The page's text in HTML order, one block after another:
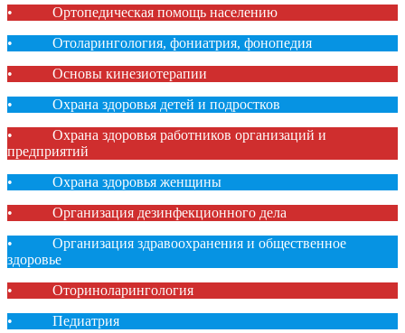
• Ортопедическая помощь населению
• Отоларингология, фониатрия, фонопедия
• Основы кинезиотерапии
• Охрана здоровья детей и подростков
• Охрана здоровья работников организаций и
предприятий
• Охрана здоровья женщины
• Организация дезинфекционного дела
• Организация здравоохранения и общественное
здоровье
• Оториноларингология
• Педиатрия